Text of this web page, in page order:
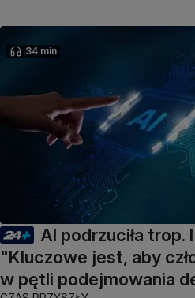
34 min
AI podrzuciła trop.
"Kluczowe jest, aby
w pętli podejmowania